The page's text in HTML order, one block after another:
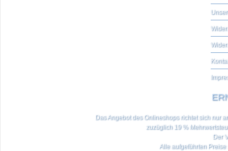
Das Angebot des Onlineshops richtet sich nur
zuzüglich 19 %
Der
Alle aufgeführten